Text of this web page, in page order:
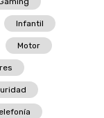
Infantil
Motor